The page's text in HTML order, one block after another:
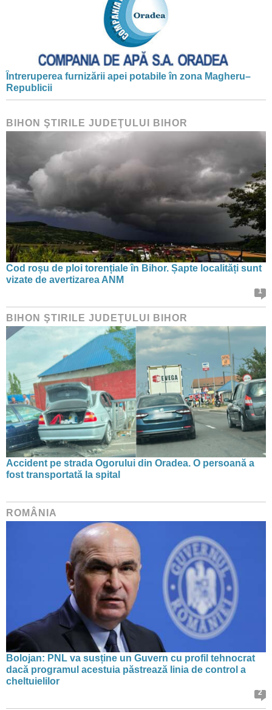
Întreruperea furnizării apei potabile în zona Magheru–
Republicii
BIHON ŞTIRILE JUDEŢULUI BIHOR
Cod roșu de ploi torențiale în Bihor. Șapte localități sunt
vizate de avertizarea ANM
1
BIHON ŞTIRILE JUDEŢULUI BIHOR
Accident pe strada Ogorului din Oradea. O persoană a
fost transportată la spital
ROMÂNIA
Bolojan: PNL va susține un Guvern cu profil tehnocrat
dacă programul acestuia păstrează linia de control a
cheltuielilor
2